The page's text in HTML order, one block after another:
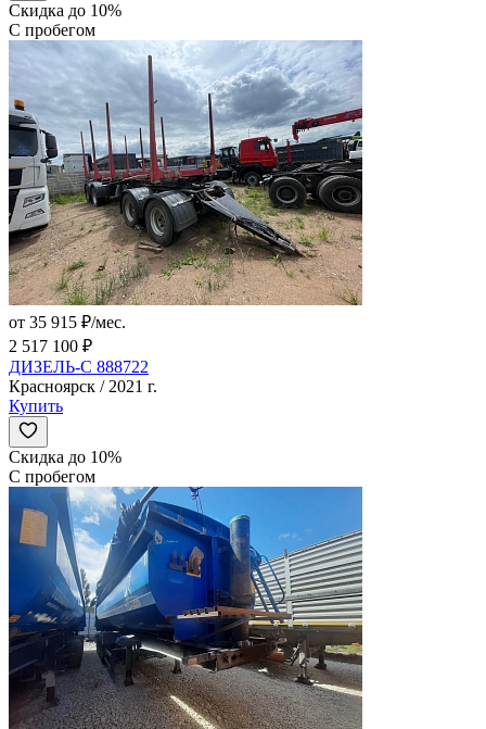
Скидка до 10%
С пробегом
от 35 915 ₽/мес.
2 517 100 ₽
ДИЗЕЛЬ-С 888722
Красноярск / 2021 г.
Купить
Скидка до 10%
С пробегом